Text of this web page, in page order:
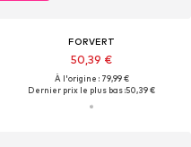
FORVERT
50,39 €
À l'origine : 79,99 €
Dernier prix le plus bas :50,39 €